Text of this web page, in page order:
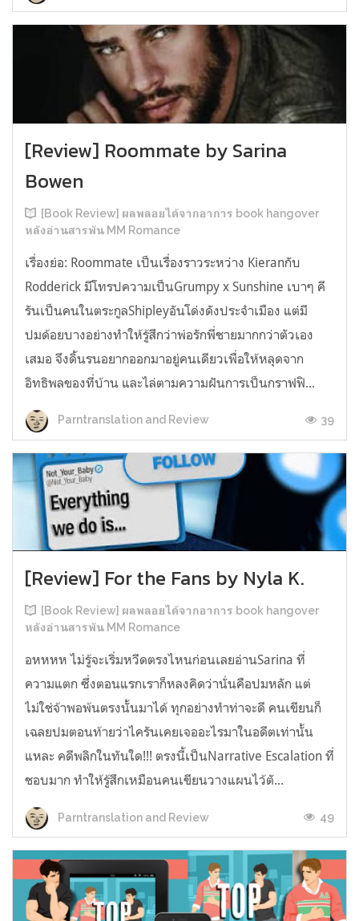
[Review] Roommate by Sarina
Bowen
[Book Review] ผลพลอยได้จากอาการ book hangover
หลังอ่านสารพัน MM Romance
เรื่องย่อ: Roommate เป็นเรื่องราวระหว่าง Kieranกับ
Rodderick มีโทรปความเป็นGrumpy x Sunshine เบาๆ คี
รันเป็นคนในตระกูลShipleyอันโด่งดังประจำเมือง แต่มี
ปมด้อยบางอย่างทำให้รู้สึกว่าพ่อรักพี่ชายมากกว่าตัวเอง
เสมอ จึงดิ้นรนอยากออกมาอยู่คนเดียวเพื่อให้หลุดจาก
อิทธิพลของที่บ้าน และไล่ตามความฝันการเป็นกราฟฟิ...
Parntranslation and Review 39
[Review] For the Fans by Nyla K.
[Book Review] ผลพลอยได้จากอาการ book hangover
หลังอ่านสารพัน MM Romance
อหหหห ไม่รู้จะเริ่มหวีดตรงไหนก่อนเลยอ่านSarina ที่
ความแตก ซึ่งตอนแรกเราก็หลงคิดว่านั่นคือปมหลัก แต่
ไม่ใช่จ้าพอพ้นตรงนั้นมาได้ ทุกอย่างทำท่าจะดี คนเขียนก็
เฉลยปมตอนท้ายว่าไครันเคยเจออะไรมาในอดีตเท่านั้น
แหละ คดีพลิกในทันใด!!! ตรงนี้เป็นNarrative Escalation ที่
ชอบมาก ทำให้รู้สึกเหมือนคนเขียนวางแผนไว้ตั...
Parntranslation and Review 49